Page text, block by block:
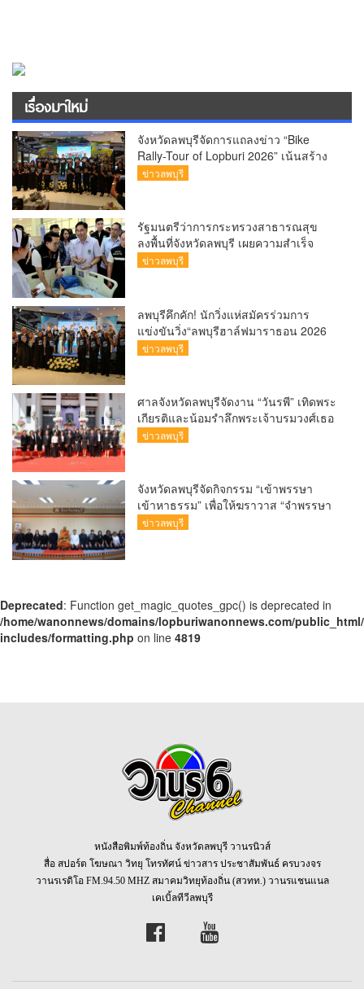
เรื่องมาใหม่
จังหวัดลพบุรีจัดการแถลงข่าว “Bike
Rally-Tour of Lopburi 2026” เน้นสร้าง
“ประสบการณ์ครบวงจร”
ข่าวลพบุรี
รัฐมนตรีว่าการกระทรวงสาธารณสุข
ลงพื้นที่จังหวัดลพบุรี เผยความสำเร็จ
รพ.มะเร็งลพบุรี นำเทคโนโลยีขั้นสูงมา
เดินได้ถึง ร้อยละ 85 มุ่งเป้าพัฒนาเป็น
จังหวัดสุขภาพคุณภาพควบคู่กับการส่ง
เสริมเศรษฐกิจสมุนไพรชุมชน
ข่าวลพบุรี
ลพบุรีคึกคัก! นักวิ่งแห่สมัครร่วมการ
แข่งขันวิ่ง“ลพบุรีฮาล์ฟมาราธอน 2026
(Lopburi Half Marathon 2026) เพื่อ
ข่าวลพบุรี
ศาลจังหวัดลพบุรีจัดงาน “วันรพี” เทิดพระ
เกียรติและน้อมรำลึกพระเจ้าบรมวงศ์เธอ
พระองค์รพีพัฒนศักดิ์ กรมหลวงราชบุรี
ข่าวลพบุรี
จังหวัดลพบุรีจัดกิจกรรม “เข้าพรรษา
เข้าหาธรรม” เพื่อให้ฆราวาส “จำพรรษา
ทางใจ
ข่าวลพบุรี
Deprecated: Function get_magic_quotes_gpc() is deprecated in
/home/wanonnews/domains/lopburiwanonnews.com/
includes/formatting.php on line 4819
หนังสือพิมพ์ท้องถิ่น จังหวัดลพบุรี วานรนิวส์
สื่อ สปอร์ต โฆษณา วิทยุ โทรทัศน์ ข่าวสาร ประชาสัมพันธ์ ครบวงจร
วานรเรดิโอ FM.94.50 MHZ สมาคมวิทยุท้องถิ่น (สวทท.) วานรแชนแนล
เคเบิ้ลทีวีลพบุรี